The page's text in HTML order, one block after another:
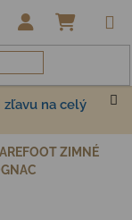
zľavu na celý
ZIMNÉ